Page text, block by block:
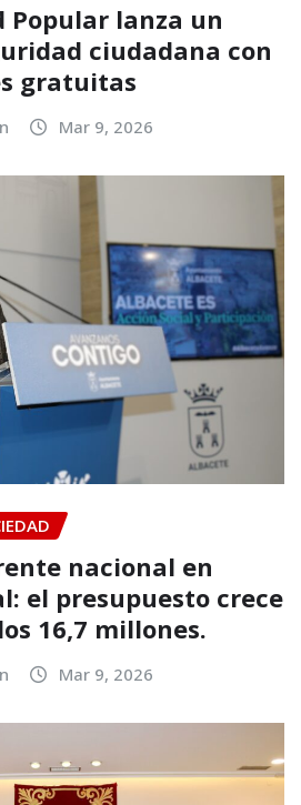
Popular lanza un
ciudadana con
gratuitas
Mar 9, 2026
nacional en
el presupuesto crece
16,7 millones.
Mar 9, 2026